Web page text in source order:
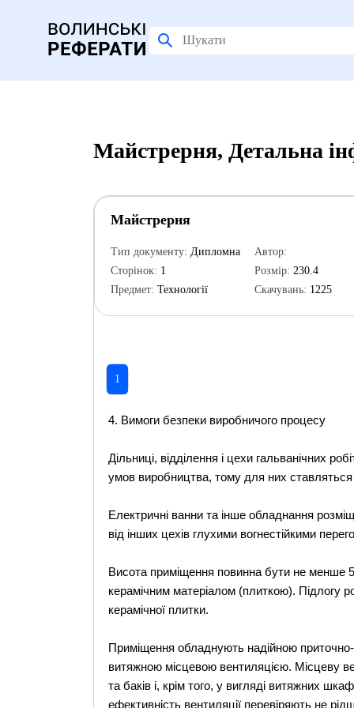
Майстрерня, Детальна
Майстрерня
Тип документу: Дипломна
Сторінок: 1
Предмет: Технології
Автор:
Розмір: 230.4
Скачувань: 1225
1
4. Вимоги безпеки виробничого процесу
Дільниці, відділення і цехи гальванічних
умов виробництва, тому для них ставляться
Електричні ванни та інше обладнання
від інших цехів глухими вогнестійкими
Висота приміщення повинна бути не менше
керамічним матеріалом (плиткою). Підлогу
керамічної плитки.
Приміщення обладнують надійною
витяжною місцевою вентиляцією. Місцеву
та баків і, крім того, у вигляді витяжних
ефективність вентиляції перевіряють не